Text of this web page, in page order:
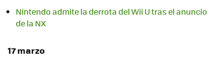
Nintendo admite la derrota del Wii U tras el anuncio
de la NX
17 marzo